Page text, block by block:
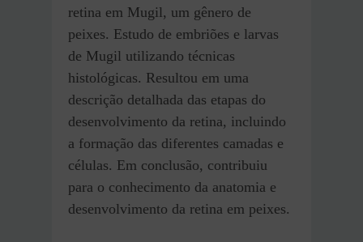
retina em Mugil, um gênero de
peixes. Estudo de embriões e larvas
de Mugil utilizando técnicas
histológicas. Resultou em uma
descrição detalhada das etapas do
desenvolvimento da retina, incluindo
a formação das diferentes camadas e
células. Em conclusão, contribuiu
para o conhecimento da anatomia e
desenvolvimento da retina em peixes.